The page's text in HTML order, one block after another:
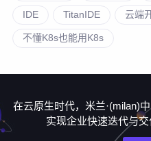
IDE TitanIDE 云端
不懂K8s也能用K8s
在云原生时代，米兰·(milan)
实现企业快速迭代与交